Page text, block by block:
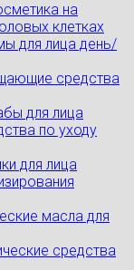
на
клетках
для лица день/
средства
для лица
по уходу
для лица
масла для
средства